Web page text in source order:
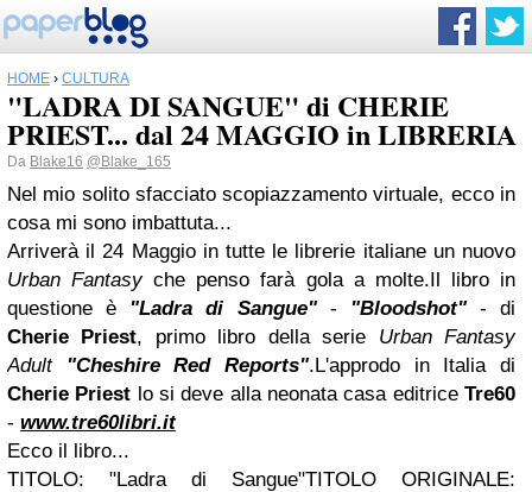
HOME › CULTURA
"LADRA DI SANGUE" di CHERIE
PRIEST... dal 24 MAGGIO in LIBRERIA
Da Blake16 @Blake_165
Nel mio solito sfacciato scopiazzamento virtuale, ecco in
cosa mi sono imbattuta...
Arriverà il 24 Maggio in tutte le librerie italiane un nuovo
Urban Fantasyche penso farà gola a molte.Il libro in
questione è "Ladra di Sangue"- "Bloodshot"- di
Cherie Priest, primo libro della serie Urban Fantasy
Adult
"Cheshire Red Reports".L'approdo in Italia di
Cherie Priest lo si deve alla neonata casa editriceTre60
- www.tre60libri.it
Ecco il libro...
TITOLO: "Ladra di Sangue"TITOLO ORIGINALE: